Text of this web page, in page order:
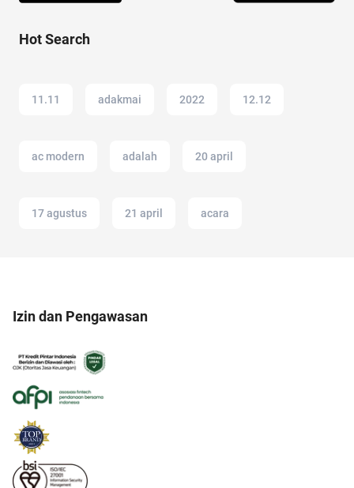
Hot Search
11.11 adakmai 2022 12.12
ac modern adalah 20 april
17 agustus 21 april acara
Izin dan Pengawasan